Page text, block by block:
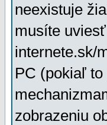
neexistuje
musíte
internete.sk/
PC (pokiaľ
zobrazeniu